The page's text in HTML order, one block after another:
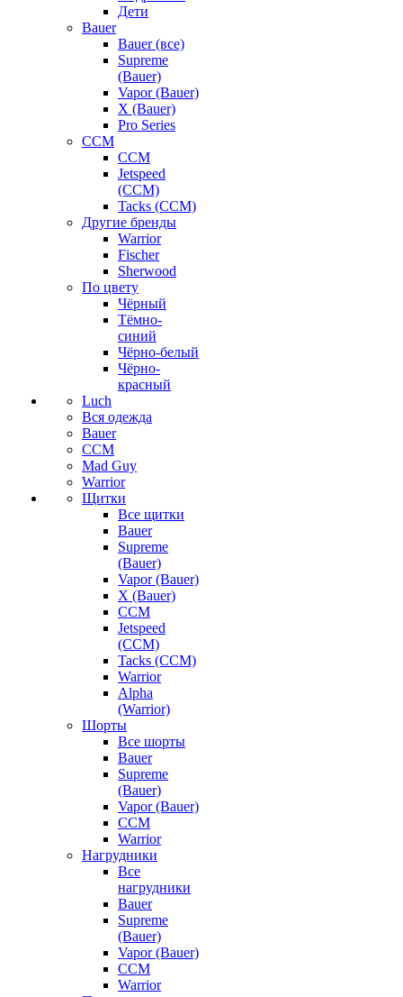
Дети
Bauer
Bauer (все)
Supreme
(Bauer)
Vapor (Bauer)
X (Bauer)
Pro Series
CCM
CCM
Jetspeed
(CCM)
Tacks (CCM)
Другие бренды
Warrior
Fischer
Sherwood
По цвету
Чёрный
Тёмно-
синий
Чёрно-белый
Чёрно-
красный
Luch
Вся одежда
Bauer
CCM
Mad Guy
Warrior
Щитки
Все щитки
Bauer
Supreme
(Bauer)
Vapor (Bauer)
X (Bauer)
CCM
Jetspeed
(CCM)
Tacks (CCM)
Warrior
Alpha
(Warrior)
Шорты
Все шорты
Bauer
Supreme
(Bauer)
Vapor (Bauer)
CCM
Warrior
Нагрудники
Все
нагрудники
Bauer
Supreme
(Bauer)
Vapor (Bauer)
CCM
Warrior